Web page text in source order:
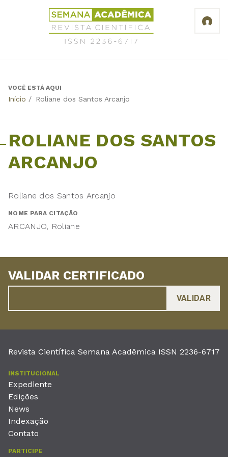
Revista
Científica
Semana
6717
Back
VOCÊ ESTÁ AQUI
Início / Roliane dos Santos Arcanjo
ROLIANE DOS SANTOS
ARCANJO
Roliane dos Santos Arcanjo
NOME PARA CITAÇÃO
ARCANJO, Roliane
VALIDAR CERTIFICADO
Revista Científica Semana Acadêmica ISSN 2236-6717
INSTITUCIONAL
Expediente
Edições
News
Indexação
Contato
PARTICIPE